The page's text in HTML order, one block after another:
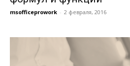
msofficeprowork - 2 февраля, 2016